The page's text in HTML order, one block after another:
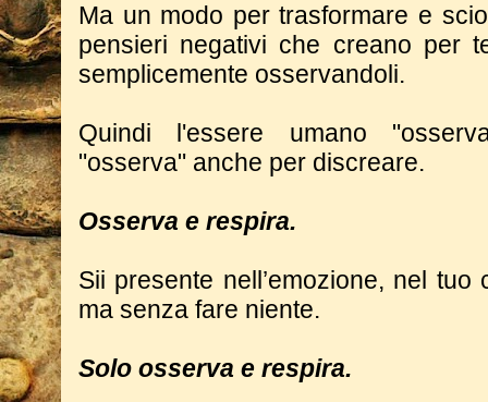
Ma un modo per trasformare e
pensieri negativi che creano per
semplicemente osservandoli.
Quindi l'essere umano
"osserva" anche per discreare.
Osserva e respira.
Sii presente nell’emozione, nel
ma senza fare niente.
Solo osserva e respira.